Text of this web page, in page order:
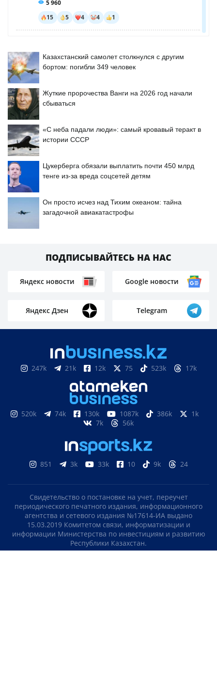
Казахстанский самолет столкнулся с другим
бортом: погибли 349 человек
Жуткие пророчества Ванги на 2026 год начали
сбываться
«С неба падали люди»: самый кровавый теракт в
истории СССР
Цукерберга обязали выплатить почти 450 млрд
тенге из-за вреда соцсетей детям
Он просто исчез над Тихим океаном: тайна
загадочной авиакатастрофы
ПОДПИСЫВАЙТЕСЬ НА НАС
Яндекс новости Google новости
Яндекс Дзен Telegram
247k 21k 12k 75 523k 17k
520k 74k 130k 1087k 386k
1k
7k
56k
851 3k 33k 10 9k 24
Свидетельство о постановке на учет, переучет
периодического печатного издания, информационного
агентства и сетевого издания №17614-ИА выдано
15.03.2019 Комитетом связи, информатизации и
информации Министерства по инвестициям и развитию
Республики Казахстан.